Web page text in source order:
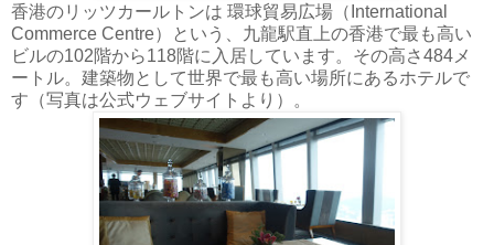
香港のリッツカールトンは 環球貿易広場（International
Commerce Centre）という、九龍駅直上の香港で最も高い
ビルの102階から118階に入居しています。その高さ484メ
ートル。建築物として世界で最も高い場所にあるホテルで
す（写真は公式ウェブサイトより）。